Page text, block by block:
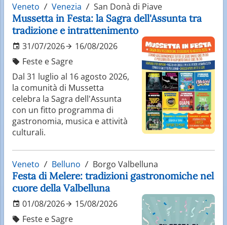
Veneto Venezia San Donà di Piave
Mussetta in Festa: la Sagra dell'Assunta tra
tradizione e intrattenimento
31/07/2026
16/08/2026
Feste e Sagre
Dal 31 luglio al 16 agosto 2026,
la comunità di Mussetta
celebra la Sagra dell'Assunta
con un fitto programma di
gastronomia, musica e attività
culturali.
Veneto Belluno Borgo Valbelluna
Festa di Melere: tradizioni gastronomiche nel
cuore della Valbelluna
01/08/2026
15/08/2026
Feste e Sagre